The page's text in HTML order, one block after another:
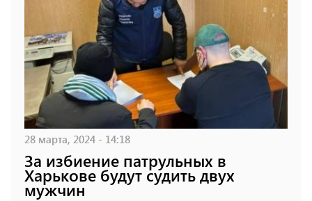
28 марта, 2024 - 14:18
За избиение патрульных в
Харькове будут судить двух
мужчин